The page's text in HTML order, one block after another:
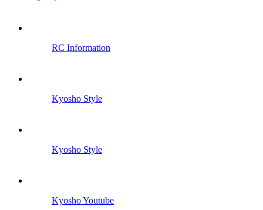
RC Information
Kyosho Style
Kyosho Style
Kyosho Youtube